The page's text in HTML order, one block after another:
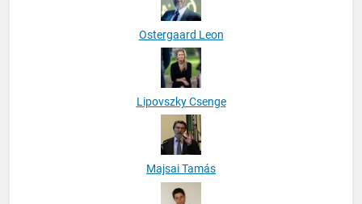
Ostergaard Leon
Lipovszky Csenge
Majsai Tamás